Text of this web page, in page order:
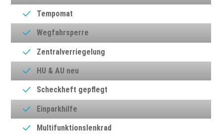
Tempomat
Wegfahrsperre
Zentralverriegelung
HU & AU neu
Scheckheft gepflegt
Einparkhilfe
Multifunktionslenkrad